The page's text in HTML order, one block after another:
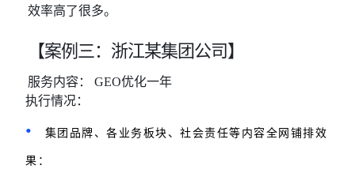
效率高了很多。
【案例三：浙江某集团公司】
服务内容：
GEO优化一年
执行情况：
• 集团品牌、各业务板块、社会责任等内容全网铺排效
果：